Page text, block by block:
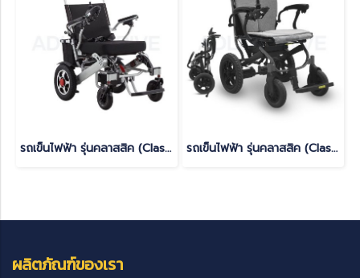
รถเข็นไฟฟ้า รุ่นคลาสสิค (Classic Model)(copy)(copy)(copy)(copy)(copy) รถเข็นไฟฟ้า รุ่นคลาสสิค (Classic Model)(copy)(copy)(copy)(copy)(copy)(copy)(copy)
ผลิตภัณฑ์ของเรา